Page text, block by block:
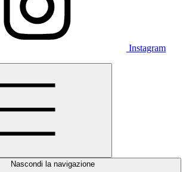
Instagram
Nascondi la navigazione